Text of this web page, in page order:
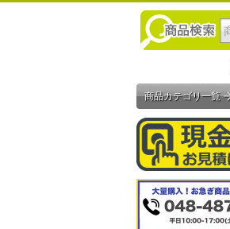
商品カテゴリ一覧